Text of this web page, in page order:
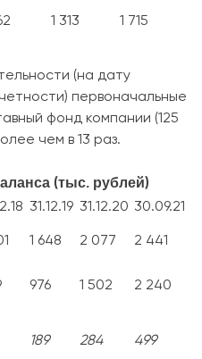
1 313 1 715
(на дату
первоначальные
фонд компании (125
чем в 13 раз.
(тыс. рублей)
31.12.19 31.12.20 30.09.21
1 648 2 077
2 441
976 1 502
2 240
189 284 499